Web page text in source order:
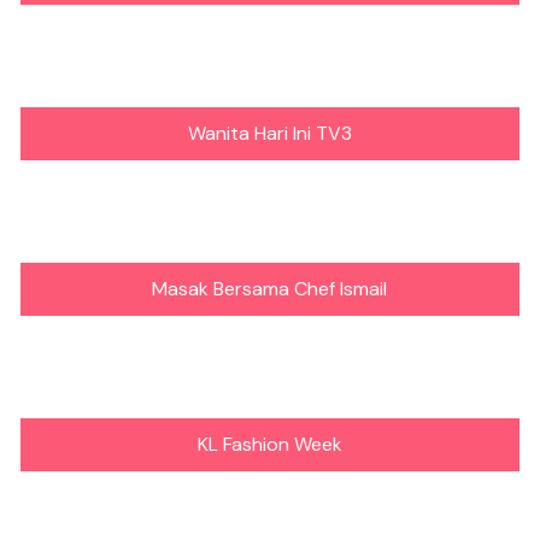
Wanita Hari Ini TV3
Masak Bersama Chef Ismail
KL Fashion Week